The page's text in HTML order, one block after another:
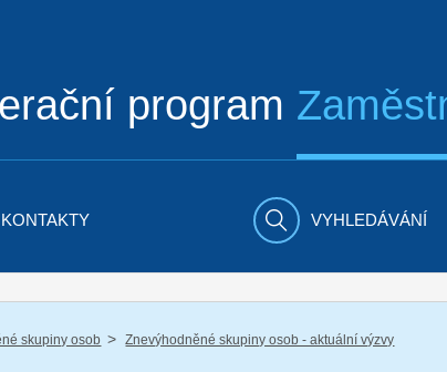
program
KONTAKTY VYHLEDÁVÁNÍ
skupiny osob / Znevýhodněné skupiny osob - aktuální výzvy